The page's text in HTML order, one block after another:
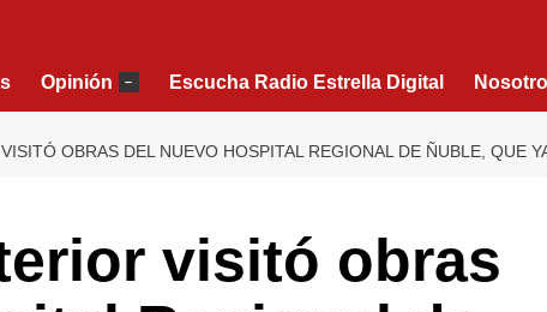
Opinión – Escucha Radio Estrella Digital
OBRAS DEL NUEVO HOSPITAL REGIONAL DE ÑUBLE, QUE
visitó obras